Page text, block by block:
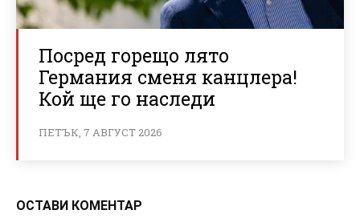
Посред горещо лято
Германия сменя канцлера!
Кой ще го наследи
ПЕТЪК, 7 АВГУСТ 2026
ОСТАВИ КОМЕНТАР